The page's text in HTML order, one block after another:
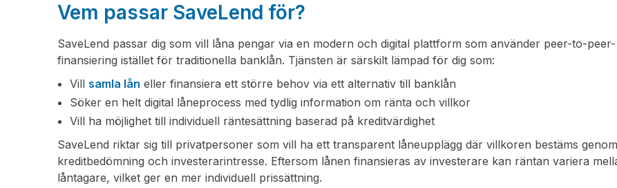
Vem passar SaveLend för?
SaveLend passar dig som vill låna pengar via en modern och digital plattform som använder peer-to-peer-
finansiering istället för traditionella banklån. Tjänsten är särskilt lämpad för dig som:
Villsamla lån eller finansiera ett större behov via ett alternativ till banklån
Söker en helt digital låneprocess med tydlig information om ränta och villkor
Vill ha möjlighet till individuell räntesättning baserad på kreditvärdighet
SaveLend riktar sig till privatpersoner som vill ha ett transparent låneupplägg där villkoren bestäms
kreditbedömning och investerarintresse. Eftersom lånen finansieras av investerare kan räntan variera
låntagare, vilket ger en mer individuell prissättning.